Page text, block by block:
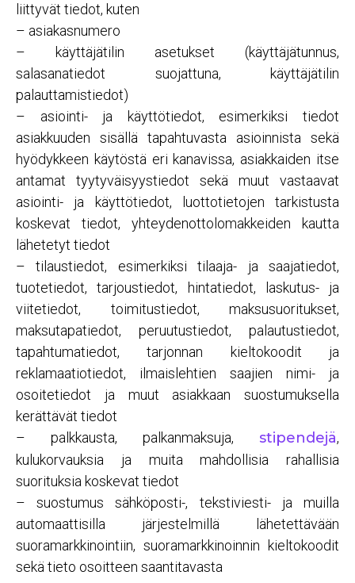
liittyvät tiedot, kuten
– asiakasnumero
– käyttäjätilin asetukset (käyttäjätunnus,
salasanatiedot suojattuna, käyttäjätilin
palauttamistiedot)
– asiointi- ja käyttötiedot, esimerkiksi tiedot
asiakkuuden sisällä tapahtuvasta asioinnista sekä
hyödykkeen käytöstä eri kanavissa, asiakkaiden itse
antamat tyytyväisyystiedot sekä muut vastaavat
asiointi- ja käyttötiedot, luottotietojen tarkistusta
koskevat tiedot, yhteydenottolomakkeiden kautta
lähetetyt tiedot
– tilaustiedot, esimerkiksi tilaaja- ja saajatiedot,
tuotetiedot, tarjoustiedot, hintatiedot, laskutus- ja
viitetiedot, toimitustiedot, maksusuoritukset,
maksutapatiedot, peruutustiedot, palautustiedot,
tapahtumatiedot, tarjonnan kieltokoodit ja
reklamaatiotiedot, ilmaislehtien saajien nimi- ja
osoitetiedot ja muut asiakkaan suostumuksella
kerättävät tiedot
– palkkausta, palkanmaksuja, stipendejä,
kulukorvauksia ja muita mahdollisia rahallisia
suorituksia koskevat tiedot
– suostumus sähköposti-, tekstiviesti- ja muilla
automaattisilla järjestelmillä lähetettävään
suoramarkkinointiin, suoramarkkinoinnin kieltokoodit
sekä tieto osoitteen saantitavasta